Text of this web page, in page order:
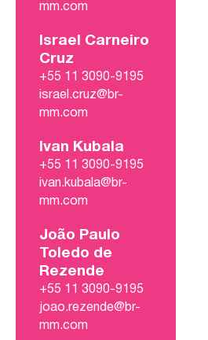
mm.com
Israel Carneiro
Cruz
+55 11 3090-9195
israel.cruz@br-
mm.com
Ivan Kubala
+55 11 3090-9195
ivan.kubala@br-
mm.com
João Paulo
Toledo de
Rezende
+55 11 3090-9195
joao.rezende@br-
mm.com